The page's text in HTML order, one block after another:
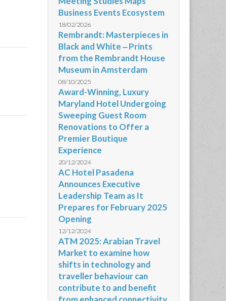
Business Events Ecosystem
18/02/2026
Rembrandt: Masterpieces in
Black and White ‒ Prints
from the Rembrandt House
Museum in Amsterdam
08/10/2025
Award-Winning, Luxury
Maryland Hotel Undergoing
Sweeping Guest Room
Renovations to Offer a
Premier Boutique
Experience
20/12/2024
AC Hotel Pasadena
Announces Executive
Leadership Team as It
Prepares for February 2025
Opening
12/12/2024
ATM 2025: Arabian Travel
Market to examine how
shifts in technology and
traveller behaviour can
contribute to and benefit